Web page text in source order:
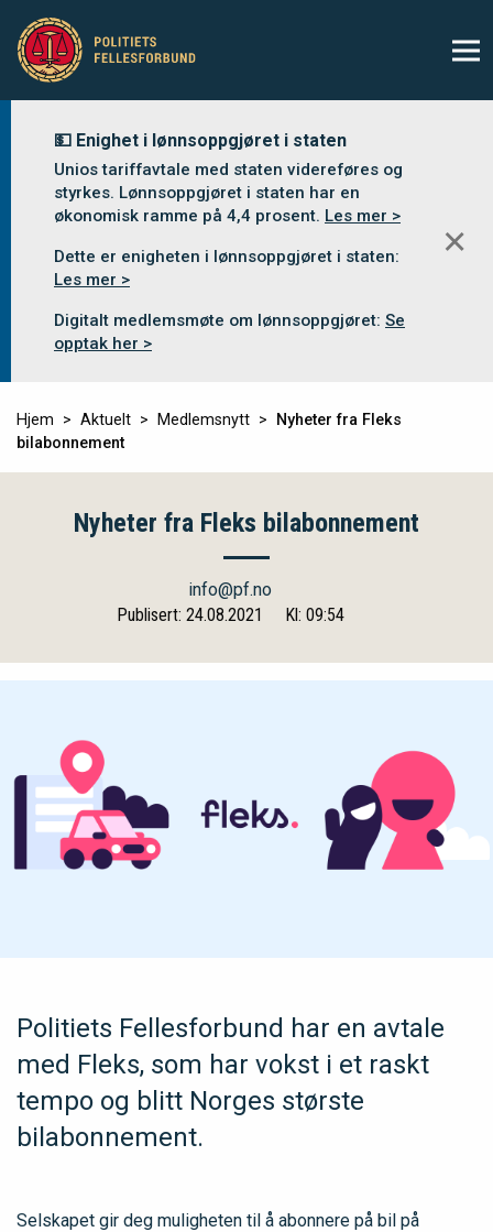
💵 Enighet i lønnsoppgjøret i staten
Unios tariffavtale med staten videreføres og
styrkes. Lønnsoppgjøret i staten har en
økonomisk ramme på 4,4 prosent. Les mer >
Dette er enigheten i lønnsoppgjøret i staten:
Les mer >
Digitalt medlemsmøte om lønnsoppgjøret: Se
opptak her >
✕
Hjem Aktuelt Medlemsnytt
Nyheter fra Fleks
bilabonnement
Nyheter fra Fleks bilabonnement
info@pf.no
Publisert: 24.08.2021
Kl: 09:54
Politiets Fellesforbund har en avtale
med Fleks, som har vokst i et raskt
tempo og blitt Norges største
bilabonnement.
Selskapet gir deg muligheten til å abonnere på bil på